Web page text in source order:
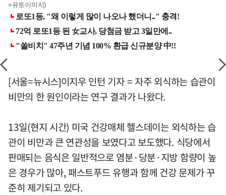
=유토이미지)
[서울=뉴시스]이지우 인턴 기자 = 자주 외식하는 습관이
비만의 한 원인이라는 연구 결과가 나왔다.
13일(현지 시간) 미국 건강매체 헬스데이는 외식하는 습
관이 비만과 큰 연관성을 보였다고 보도했다. 식당에서
판매되는 음식은 일반적으로 염분·당분·지방 함량이 높
은 경우가 많아, 패스트푸드 유행과 함께 건강 문제가 꾸
준히 제기되고 있다.